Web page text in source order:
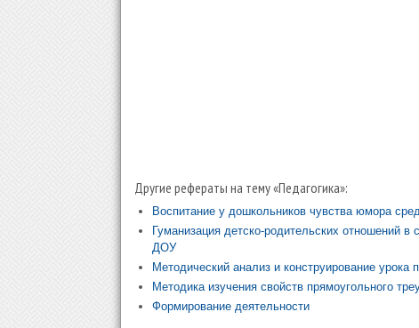
Другие рефераты на тему «Педагогика»:
Воспитание у дошкольников чувства юмора
Гуманизация детско-родительских отношений
ДОУ
Методический анализ и конструирование
Методика изучения свойств прямоугольного
Формирование деятельности